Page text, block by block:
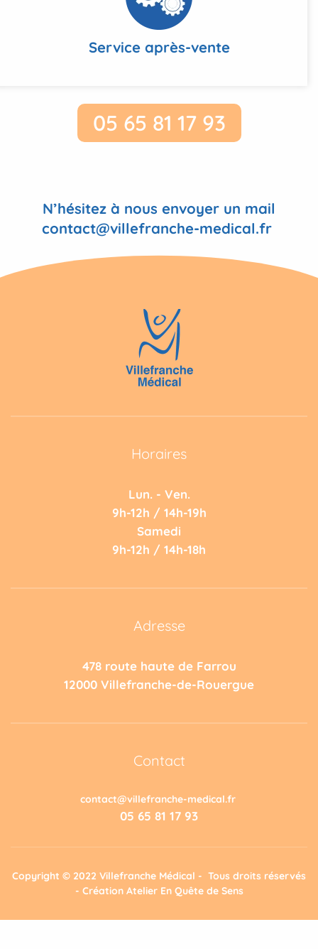
Service après-vente
05 65 81 17 93
N’hésitez à nous envoyer un mail
contact@villefranche-medical.fr
Horaires
Lun. - Ven.
9h-12h / 14h-19h
Samedi
9h-12h / 14h-18h
Adresse
478 route haute de Farrou
12000 Villefranche-de-Rouergue
Contact
contact@villefranche-medical.fr
05 65 81 17 93
Copyright © 2022 Villefranche Médical - Tous droits réservés
- Création Atelier En Quête de Sens